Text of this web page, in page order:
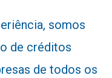
somos
de créditos
de todos os